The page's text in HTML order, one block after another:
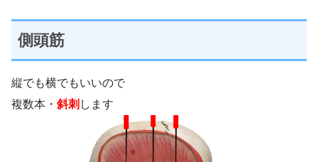
側頭筋
縦でも横でもいいので
複数本・ 斜刺 します